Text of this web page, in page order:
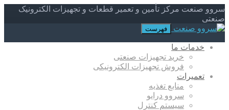
سروو صنعت مرکز تأمین و تعمیر قطعات و تجهیزات الکترونیک
صنعتی
فهرست
خدمات ما
خرید تجهیزات صنعتی
فروش تجهیزات الکترونیکی
تعمیرات
منابع تغذیه
سروو درایو
سیستم کنترل